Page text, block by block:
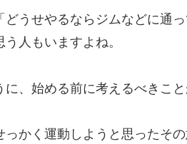
どうせやるならジムなどに通
う人もいますよね。
に、始める前に考えるべきこ
っかく運動しようと思ったそ